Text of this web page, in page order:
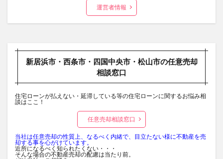
運営者情報
新居浜市・西条市・四国中央市・松山市の任意売却
相談窓口
住宅ローンが払えない・延滞している等の住宅ローンに関するお悩み相
談はここ！
任意売却相談窓口
当社は任意売却の性質上、なるべく内緒で、目立たない様に不動産を売
却する事を心がけています。
近所になるべく知られたくない・・・
そんな場合の不動産売却の配慮は当たり前。